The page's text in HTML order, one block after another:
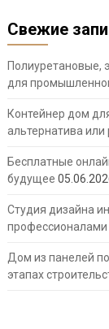
Свежие
Полиуретановые,
для
Контейнер дом
альтернатива
Бесплатные
будущее
Студия дизайна
профессионалами
Дом из панелей
этапах